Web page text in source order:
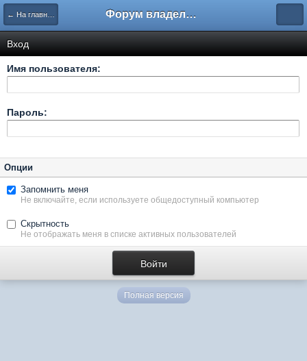
← На главную Форум владельцев интернет-магазинов
Вход
Имя пользователя:
Пароль:
Опции
Запомнить меня
Не включайте, если используете общедоступный компьютер
Скрытность
Не отображать меня в списке активных пользователей
Полная версия